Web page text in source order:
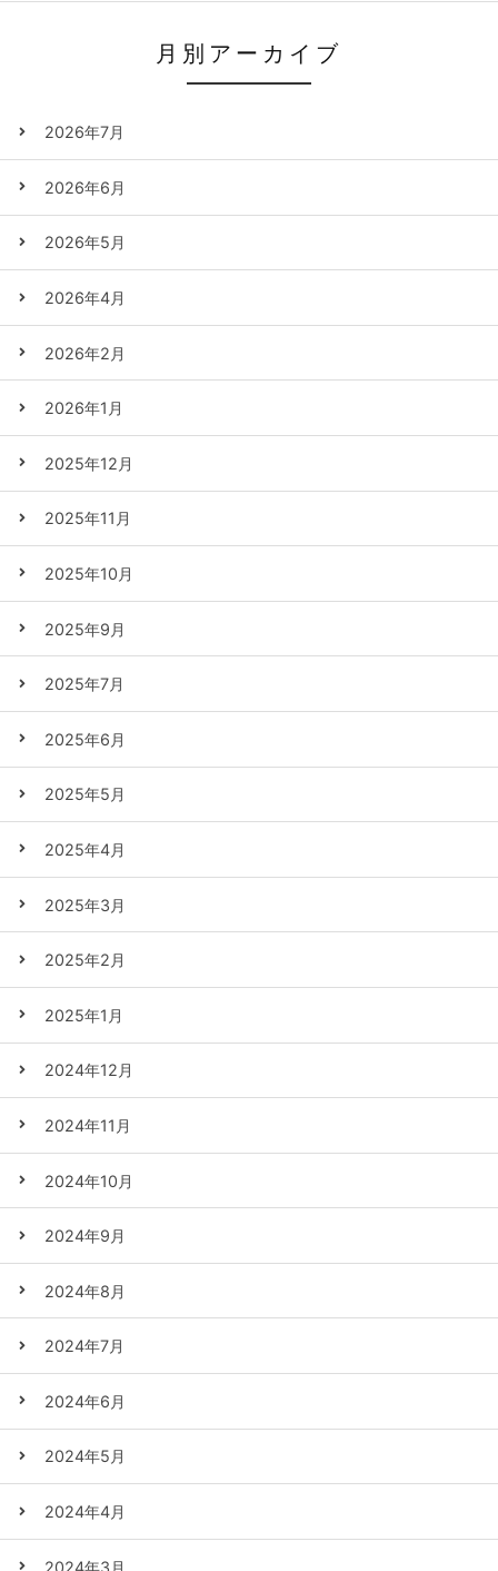
月別アーカイブ
2026年7月
2026年6月
2026年5月
2026年4月
2026年2月
2026年1月
2025年12月
2025年11月
2025年10月
2025年9月
2025年7月
2025年6月
2025年5月
2025年4月
2025年3月
2025年2月
2025年1月
2024年12月
2024年11月
2024年10月
2024年9月
2024年8月
2024年7月
2024年6月
2024年5月
2024年4月
2024年3月